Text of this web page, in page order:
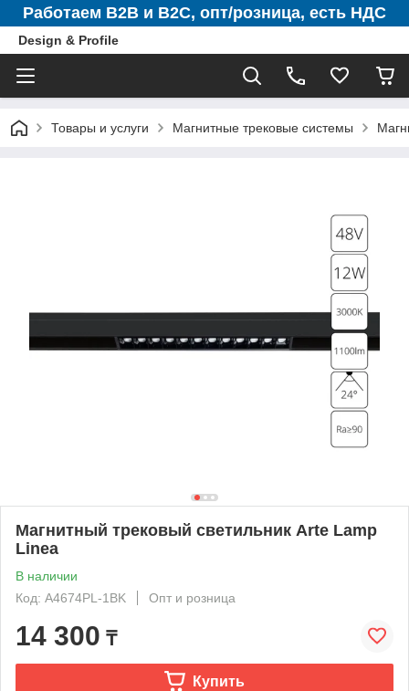
Работаем B2B и B2C, опт/розница, есть НДС
Design & Profile
Товары и услуги Магнитные трековые системы
Магнитный трековый светильник Arte Lamp
Linea
В наличии
Код: A4674PL-1BK
Опт и розница
14 300 ₸
Купить